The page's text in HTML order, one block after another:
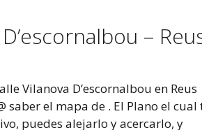
–
Vilanova D’escornalbou en Reus
saber el mapa de . El Plano el cual
puedes alejarlo y acercarlo, y